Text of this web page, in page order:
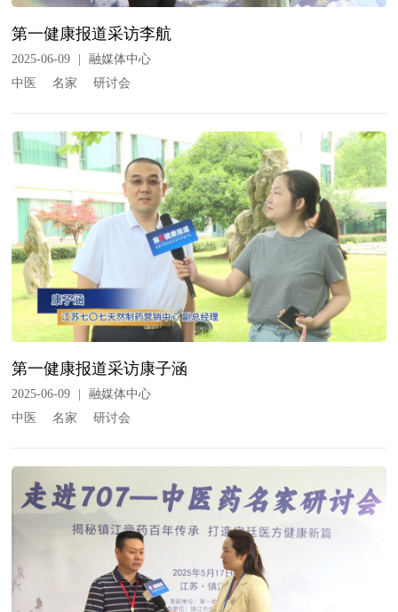
第一健康报道采访李航
2025-06-09
融媒体中心
中医
名家 研讨会
第一健康报道采访康子涵
2025-06-09
融媒体中心
中医
名家 研讨会